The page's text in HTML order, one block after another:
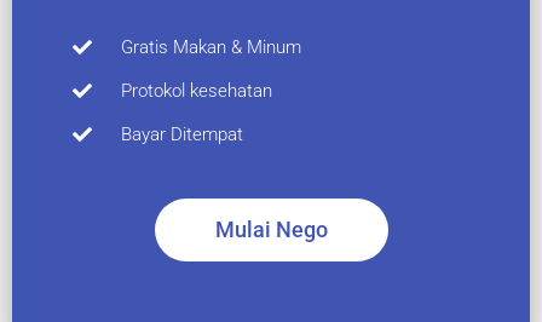
Gratis Makan & Minum
Protokol kesehatan​
Bayar Ditempat​
Mulai Nego